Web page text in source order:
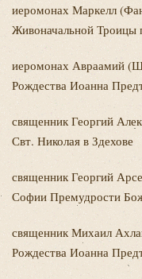
иеромонах Маркелл
Живоначальной Троицы
иеромонах Авраамий
Рождества Иоанна
священник Георгий
Свт. Николая в Здехове
священник Георгий
Софии Премудрости
священник Михаил
Рождества Иоанна